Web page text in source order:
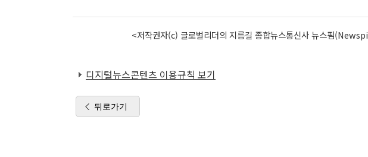
<저작권자(c) 글로벌리더의 지름길 종합뉴스통신사 뉴스핌
디지털뉴스콘텐츠 이용규칙 보기
뒤로가기